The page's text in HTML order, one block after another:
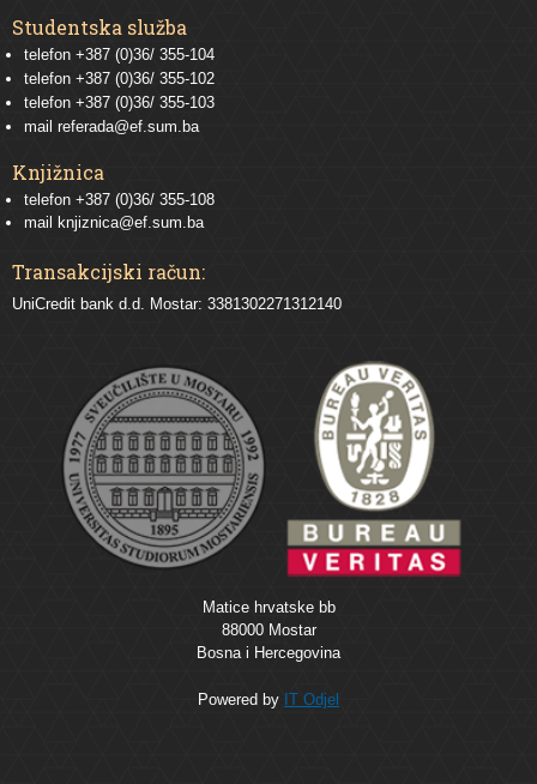
Studentska služba
telefon +387 (0)36/ 355-104
telefon +387 (0)36/ 355-102
telefon +387 (0)36/ 355-103
mail referada@ef.sum.ba
Knjižnica
telefon +387 (0)36/ 355-108
mail
knjiznica@ef.sum.ba
Transakcijski račun:
UniCredit bank d.d. Mostar: 3381302271312140
Matice hrvatske bb
88000 Mostar
Bosna i Hercegovina
Powered by IT Odjel